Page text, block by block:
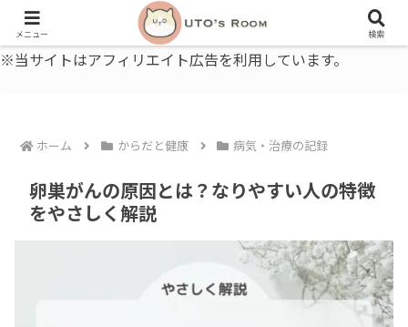
うとの部屋｜毎日に、ちょっと役立つ色と暮らし、健康のこと。
※当サイトはアフィリエイト広告を利用しています。
ホーム からだと健康 病気・治療の記録
卵巣がんの原因とは？なりやすい人の特徴
をやさしく解説
メニュー 検索